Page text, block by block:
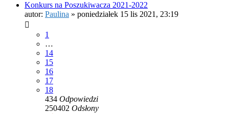
Konkurs na Poszukiwacza 2021-2022
autor: Paulina » poniedziałek 15 lis 2021, 23:19
1
…
14
15
16
17
18
434 Odpowiedzi
250402 Odsłony